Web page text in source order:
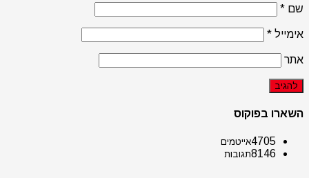
שם *
אימייל *
אתר
השארו בפוקוס
4705אייטמים
8146תגובות